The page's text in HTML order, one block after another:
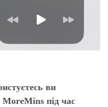
ви
MoreMins під час